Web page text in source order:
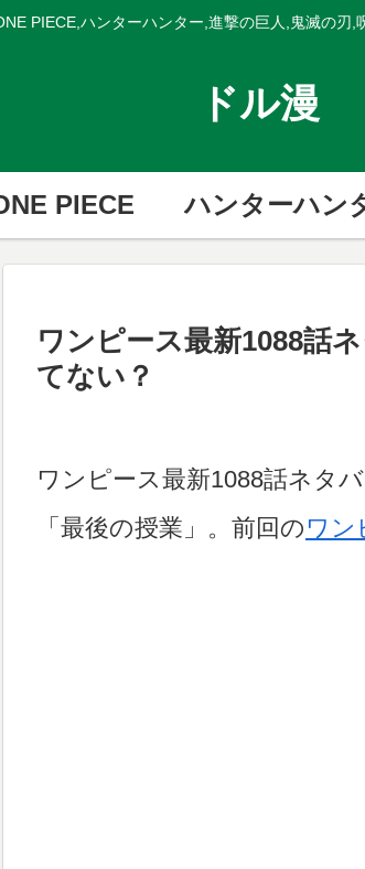
PIECE,ハンターハンター,進撃の巨人,鬼滅の刃,
ドル漫
PIECE ハンターハン
ワンピース最新1088話
てない？
ワンピース最新1088話ネタ
「最後の授業」。前回の ワン